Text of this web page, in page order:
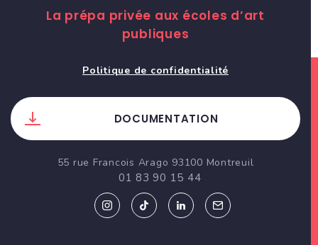
La prépa privée aux écoles d’art
publiques
Politique de confidentialité
DOCUMENTATION
55 rue Francois Arago 93100 Montreuil
01 83 90 15 44